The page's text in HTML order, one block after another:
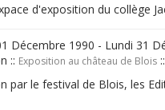
d'exposition du collège
Décembre 1990 - Lundi 31
:: Exposition au château de Blois ::
par le festival de Blois, les